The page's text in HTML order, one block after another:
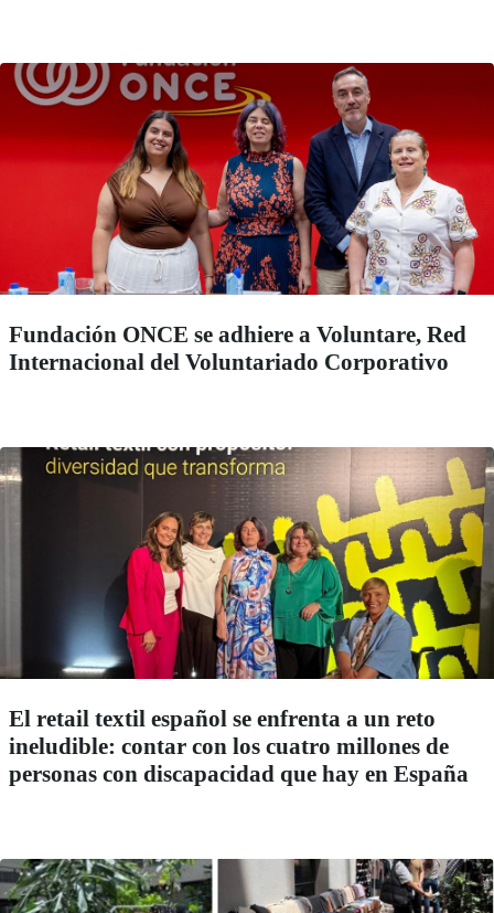
Fundación ONCE se adhiere a Voluntare, Red
Internacional del Voluntariado Corporativo
El retail textil español se enfrenta a un reto
ineludible: contar con los cuatro millones de
personas con discapacidad que hay en España